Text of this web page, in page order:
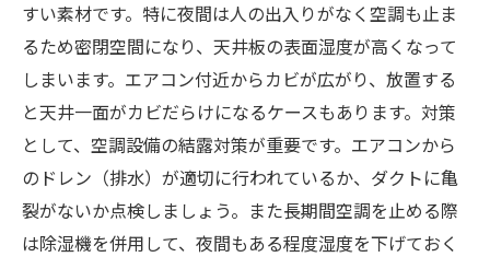
すい素材です。特に夜間は人の出入りがなく空調も止ま
るため密閉空間になり、天井板の表面湿度が高くなって
しまいます。エアコン付近からカビが広がり、放置する
と天井一面がカビだらけになるケースもあります。対策
として、空調設備の結露対策が重要です。エアコンから
のドレン（排水）が適切に行われているか、ダクトに亀
裂がないか点検しましょう。また長期間空調を止める際
は除湿機を併用して、夜間もある程度湿度を下げておく